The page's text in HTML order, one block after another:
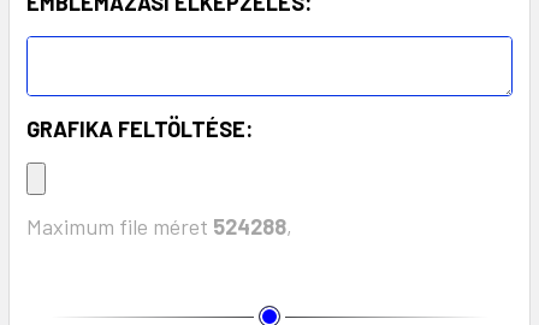
GRAFIKA FELTÖLTÉSE:
Maximum file méret 524288,